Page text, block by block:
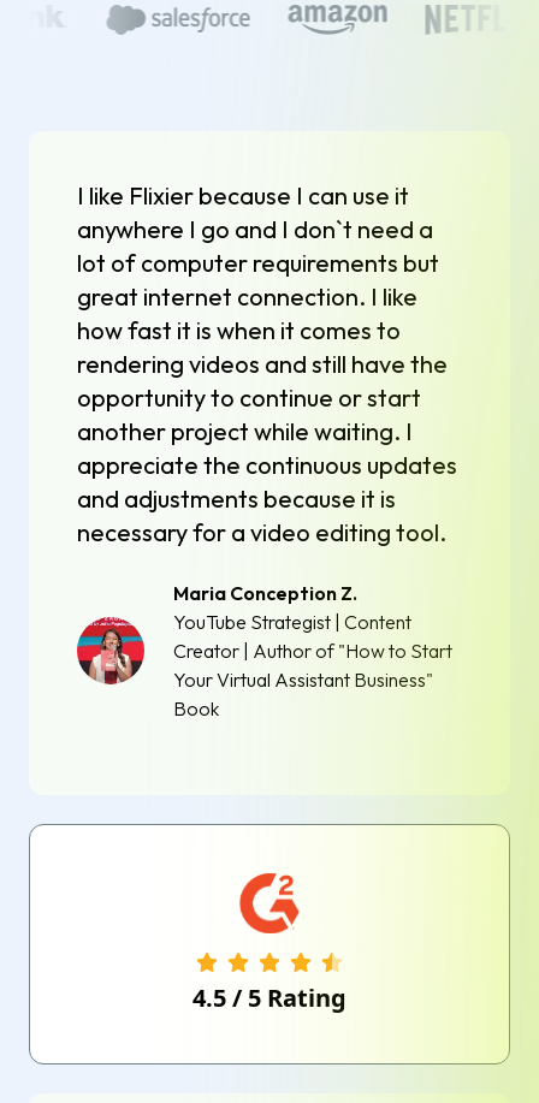
I like Flixier because I can use it
anywhere I go and I don`t need a
lot of computer requirements but
great internet connection. I like
how fast it is when it comes to
rendering videos and still have the
opportunity to continue or start
another project while waiting. I
appreciate the continuous updates
and adjustments because it is
necessary for a video editing tool.
Maria Conception Z.
YouTube Strategist | Content
Creator | Author of "How to Start
Your Virtual Assistant Business"
Book
4.5/ 5 Rating